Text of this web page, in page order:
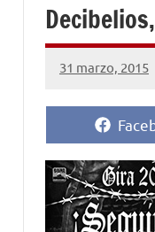
31 marzo, 2015
en